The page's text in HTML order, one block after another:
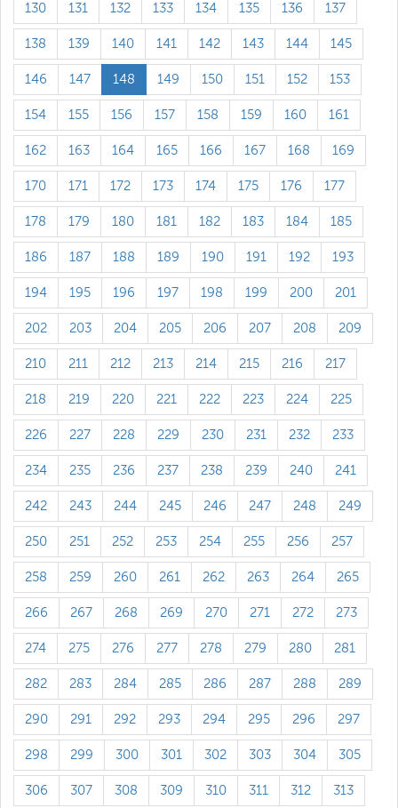
130 131 132 133 134 135 136 137
138 139 140 141 142 143 144 145
146 147 148 149 150 151 152 153
154 155 156 157 158 159 160 161
162 163 164 165 166 167 168 169
170 171 172 173 174 175 176 177
178 179 180 181 182 183 184 185
186 187 188 189 190 191 192 193
194 195 196 197 198 199 200 201
202 203 204 205 206 207 208 209
210 211 212 213 214 215 216 217
218 219 220 221 222 223 224 225
226 227 228 229 230 231 232 233
234 235 236 237 238 239 240 241
242 243 244 245 246 247 248 249
250 251 252 253 254 255 256 257
258 259 260 261 262 263 264 265
266 267 268 269 270 271 272 273
274 275 276 277 278 279 280 281
282 283 284 285 286 287 288 289
290 291 292 293 294 295 296 297
298 299 300 301 302 303 304 305
306 307 308 309 310 311 312 313